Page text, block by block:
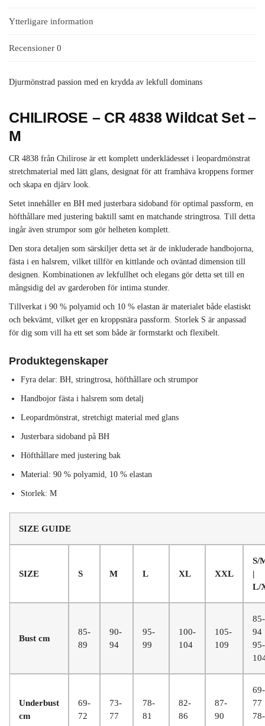
Ytterligare information
Recensioner 0
Djurmönstrad passion med en krydda av lekfull dominans
CHILIROSE – CR 4838 Wildcat Set –
M
CR 4838 från Chilirose är ett komplett underklädesset i leopardmönstrat
stretchmaterial med lätt glans, designat för att framhäva kroppens former
och skapa en djärv look.
Setet innehåller en BH med justerbara sidoband för optimal passform, en
höfthållare med justering baktill samt en matchande stringtrosa. Till detta
ingår även strumpor som gör helheten komplett.
Den stora detaljen som särskiljer detta set är de inkluderade handbojorna,
fästa i en halsrem, vilket tillför en kittlande och oväntad dimension till
designen. Kombinationen av lekfullhet och elegans gör detta set till en
mångsidig del av garderoben för intima stunder.
Tillverkat i 90 % polyamid och 10 % elastan är materialet både elastiskt
och bekvämt, vilket ger en kroppsnära passform. Storlek S är anpassad
för dig som vill ha ett set som både är formstarkt och flexibelt.
Produktegenskaper
Fyra delar: BH, stringtrosa, höfthållare och strumpor
Handbojor fästa i halsrem som detalj
Leopardmönstrat, stretchigt material med glans
Justerbara sidoband på BH
Höfthållare med justering bak
Material: 90 % polyamid, 10 % elastan
Storlek: M
SIZE GUIDE
SIZE S M L XL XXL
S/
|
L/
Bust cm
85-
89
90-
94
95-
99
100-
104
105-
109
85-
94
95-
Underbust
cm
69-
72
73-
77
78-
81
82-
86
87-
90
69-
78-